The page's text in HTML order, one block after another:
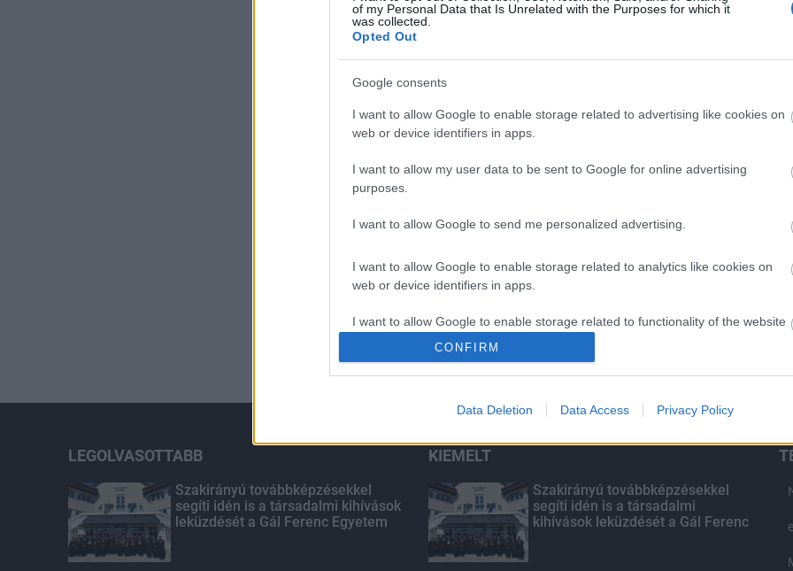
of my Personal Data that Is Unrelated with the Purposes for which it
was collected.
Opted Out
Google consents
I want to allow Google to enable storage related to advertising like cookies on
web or device identifiers in apps.
I want to allow my user data to be sent to Google for online advertising
purposes.
I want to allow Google to send me personalized advertising.
I want to allow Google to enable storage related to analytics like cookies on
web or device identifiers in apps.
I want to allow Google to enable storage related to functionality of the website
I want to allow Google to enable storage related to personalization.
I want to allow Google to enable storage related to security, including
CONFIRM
Data Deletion Data Access Privacy Policy
LEGOLVASOTTABB
Szakirányú továbbképzésekkel
segíti idén is a társadalmi kihívások
leküzdését a Gál Ferenc Egyetem
KIEMELT
Szakirányú továbbképzésekkel
segíti idén is a társadalmi
kihívások leküzdését a Gál Ferenc